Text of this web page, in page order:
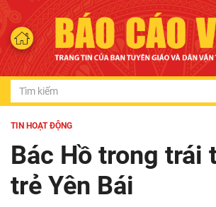
TIN HOẠT ĐỘNG
Bác Hồ trong trái
trẻ Yên Bái